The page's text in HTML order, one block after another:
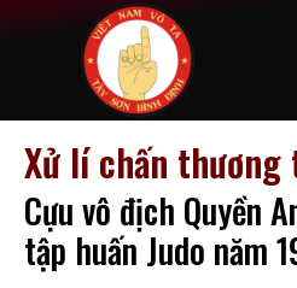
Xử lí chấn
Cựu vô địch Quyền
tập huấn Judo năm